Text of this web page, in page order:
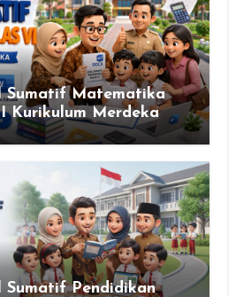
Sumatif Matematika
Kurikulum Merdeka
Sumatif Pendidikan